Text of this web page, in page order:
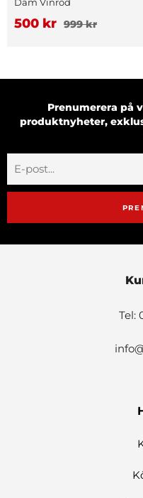
500 kr 999 kr
Prenumerera på
produktnyheter,
Tel: